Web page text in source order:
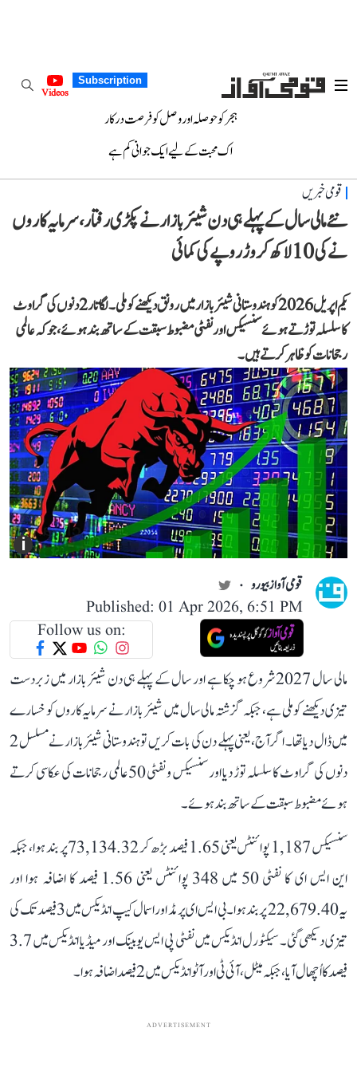
Subscription
Videos
ہجر کو حوصلہ اور وصل کو فرصت درکار
اک محبت کے لیے ایک جوانی کم ہے
قومی خبریں
نئے مالی سال کے پہلے ہی دن شیئر بازار نے پکڑی رفتار، سرمایہ کاروں
نے کی 10 لاکھ کروڑ روپے کی کمائی
یکم اپریل 2026 کو ہندوستانی شیئر بازار میں رونق دیکھنے کو ملی۔ لگاتار 2 دنوں کی گراوٹ
کا سلسلہ توڑتے ہوئے سنسیکس اور نفٹی مضبوط سبقت کے ساتھ بند ہوئے، جو کہ عالمی
رجحانات کو ظاہر کرتے ہیں۔
i
قومی آواز بیورو
Published: 01 Apr 2026, 6:51 PM
Follow us on:
مالی سال 2027 شروع ہو چکا ہے اور سال کے پہلے ہی دن شیئر بازار میں زبردست
تیزی دیکھنے کو ملی ہے، جبکہ گزشتہ مالی سال میں شیئر بازار نے سرمایہ کاروں کو خسارے
میں ڈال دیا تھا۔ اگر آج، یعنی پہلے دن کی بات کریں تو ہندوستانی شیئر بازار نے مسلسل 2
دنوں کی گراوٹ کا سلسلہ توڑ دیا اور سنسیکس و نفٹی 50 عالمی رجحانات کی عکاسی کرتے
ہوئے مضبوط سبقت کے ساتھ بند ہوئے۔
سنسیکس 1,187 پوائنٹس یعنی 1.65 فیصد بڑھ کر 73,134.32 پر بند ہوا، جبکہ
این ایس ای کا نفٹی 50 میں 348 پوائنٹس یعنی 1.56 فیصد کا اضافہ ہوا اور
یہ 22,679.40 پر بند ہوا۔ بی ایس ای پر مڈ اور اسمال کیپ انڈیکس میں 3 فیصد تک کی
تیزی دیکھی گئی۔ سیکٹورل انڈیکس میں نفٹی پی ایس یو بینک اور میڈیا انڈیکس میں 3.7
فیصد کا اُچھال آیا، جبکہ میٹل، آئی ٹی اور آٹو انڈیکس میں 2 فیصد اضافہ ہوا۔
ADVERTISEMENT